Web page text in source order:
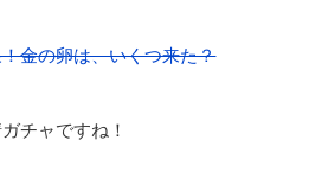
金の卵は、いくつ来た？
チャですね！